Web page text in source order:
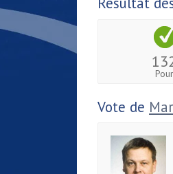
Pour
Vote de